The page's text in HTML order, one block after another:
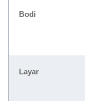
Bodi
Layar